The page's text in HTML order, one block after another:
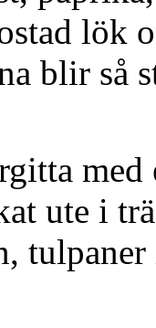
lök
blir så
ute i